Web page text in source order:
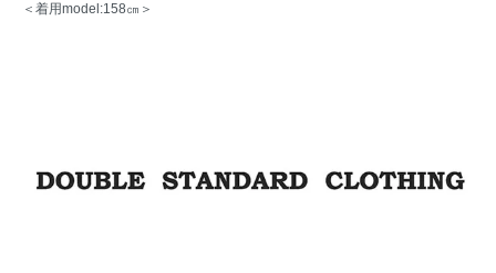
＜着用model:158㎝＞